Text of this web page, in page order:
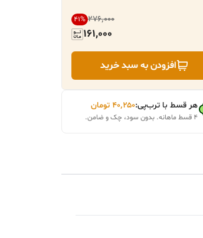
۲۷۶٬۰۰۰ 41%
161,000
افزودن به سبد خرید
هر قسط با ترب‌پی:۴۰٬۲۵۰ تومان
۴ قسط ماهانه. بدون سود، چک و ضامن.